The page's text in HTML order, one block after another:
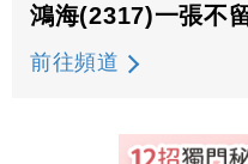
鴻海(2317)一張不
前往頻道